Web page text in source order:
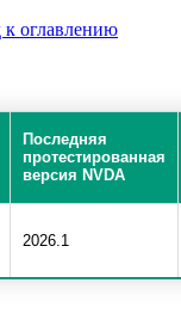
к оглавлению
Последняя
протестированная
версия NVDA
2026.1